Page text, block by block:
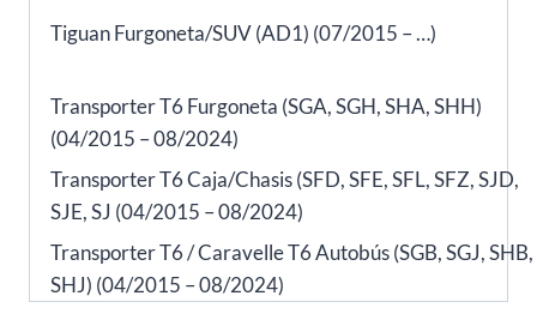
Tiguan Furgoneta/SUV (AD1) (07/2015 – …)
Transporter T6 Furgoneta (SGA, SGH, SHA, SHH)
(04/2015 – 08/2024)
Transporter T6 Caja/Chasis (SFD, SFE, SFL, SFZ, SJD,
SJE, SJ (04/2015 – 08/2024)
Transporter T6 / Caravelle T6 Autobús (SGB, SGJ, SHB,
SHJ) (04/2015 – 08/2024)